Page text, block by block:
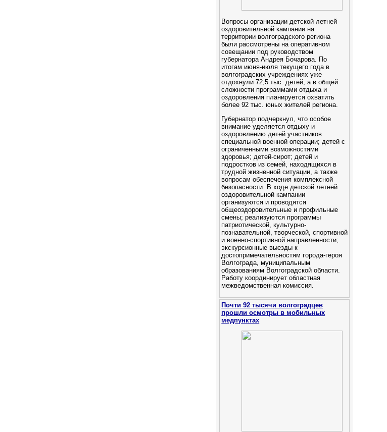
Вопросы организации детской летней
оздоровительной кампании на
территории волгоградского региона
были рассмотрены на оперативном
совещании под руководством
губернатора Андрея Бочарова. По
итогам июня-июля текущего года в
волгоградских учреждениях уже
отдохнули 72,5 тыс. детей, а в общей
сложности программами отдыха и
оздоровления планируется охватить
более 92 тыс. юных жителей региона.
Губернатор подчеркнул, что особое
внимание уделяется отдыху и
оздоровлению детей участников
специальной военной операции; детей с
ограниченными возможностями
здоровья; детей-сирот; детей и
подростков из семей, находящихся в
трудной жизненной ситуации, а также
вопросам обеспечения комплексной
безопасности. В ходе детской летней
оздоровительной кампании
организуются и проводятся
общеоздоровительные и профильные
смены; реализуются программы
патриотической, культурно-
познавательной, творческой, спортивной
и военно-спортивной направленности;
экскурсионные выезды к
достопримечательностям города-героя
Волгограда, муниципальным
образованиям Волгоградской области.
Работу координирует областная
межведомственная комиссия.
Почти 92 тысячи волгоградцев
прошли осмотры в мобильных
медпунктах